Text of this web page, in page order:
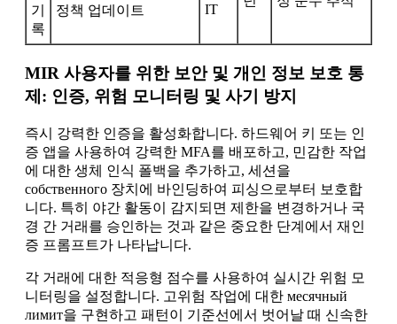
기
록
정책 업데이트
IT
MIR 사용자를 위한 보안 및 개인 정보 보호 통
제: 인증, 위험 모니터링 및 사기 방지
즉시 강력한 인증을 활성화합니다. 하드웨어 키 또는 인
증 앱을 사용하여 강력한 MFA를 배포하고, 민감한 작업
에 대한 생체 인식 폴백을 추가하고, 세션을
собственного 장치에 바인딩하여 피싱으로부터 보호합
니다. 특히 야간 활동이 감지되면 제한을 변경하거나 국
경 간 거래를 승인하는 것과 같은 중요한 단계에서 재인
증 프롬프트가 나타납니다.
각 거래에 대한 적응형 점수를 사용하여 실시간 위험 모
니터링을 설정합니다. 고위험 작업에 대한 месячный
лимит을 구현하고 패턴이 기준선에서 벗어날 때 신속한